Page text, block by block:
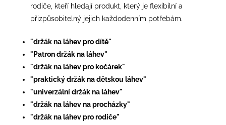
rodiče, kteří hledají produkt, který je flexibilní a
přizpůsobitelný jejich každodenním potřebám.
"držák na láhev pro dítě"
"Patron držák na láhev"
"držák na láhev pro kočárek"
"praktický držák na dětskou láhev"
"univerzální držák na láhev"
"držák na láhev na procházky"
"držák na láhev pro rodiče"